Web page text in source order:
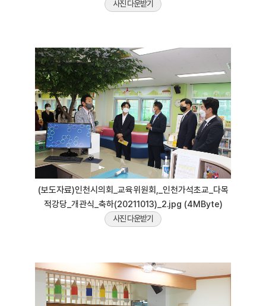
사진 다운받기
(보도자료)인천시의회_교육위원회,_인천가석초교_다목
적강당_개관식_축하(20211013)_2.jpg (4MByte)
사진 다운받기